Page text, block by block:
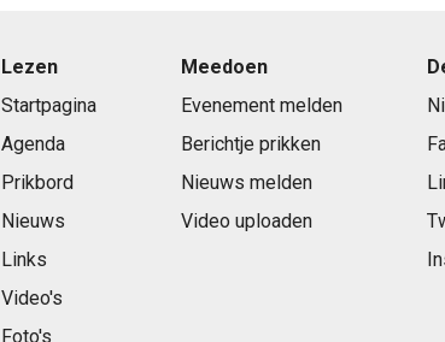
Lezen
Startpagina
Agenda
Prikbord
Nieuws
Links
Video's
Foto's
Meedoen
Evenement melden
Berichtje prikken
Nieuws melden
Video uploaden